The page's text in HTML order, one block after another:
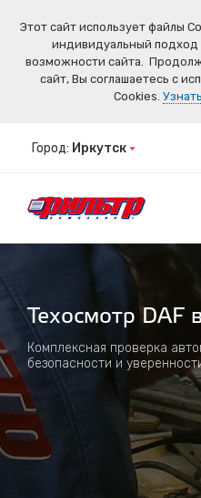
Этот сайт использует файлы
индивидуальный
возможности сайта.
сайт, Вы соглашаетесь с
Cookies.
Город: Иркутск
Техосмотр DAF
Комплексная проверка
безопасности и